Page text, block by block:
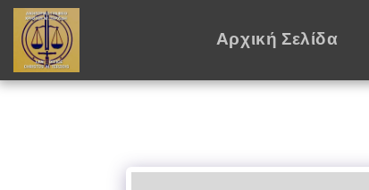
Αρχική Σελίδα